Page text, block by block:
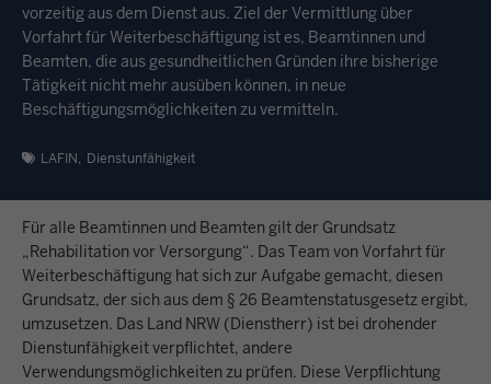
vorzeitig aus dem Dienst aus. Ziel der Vermittlung über
Vorfahrt für Weiterbeschäftigung ist es, Beamtinnen und
Beamten, die aus gesund­heitlichen Gründen ihre bisherige
Tätigkeit nicht mehr ausüben können, in neue
Beschäftigungsmöglichkeiten zu vermitteln.
LAFIN Dienstunfähigkeit
Für alle Beamtinnen und Beamten gilt der Grundsatz
„Rehabilitation vor Versorgung“. Das Team von Vorfahrt für
Weiterbeschäftigung hat sich zur Aufgabe gemacht, diesen
Grundsatz, der sich aus dem § 26 Beamtenstatusgesetz ergibt,
umzusetzen. Das Land NRW (Dienstherr) ist bei drohender
Dienstunfähigkeit verpflichtet, andere
Verwendungsmöglichkeiten zu prüfen. Diese Verpflichtung